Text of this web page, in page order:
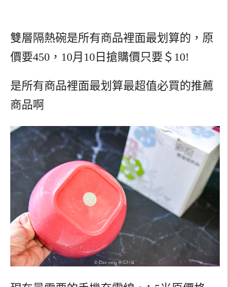
雙層隔熱碗是所有商品裡面最划算的，原
價要450，10月10日搶購價只要＄10!
是所有商品裡面最划算最超值必買的推薦
商品啊